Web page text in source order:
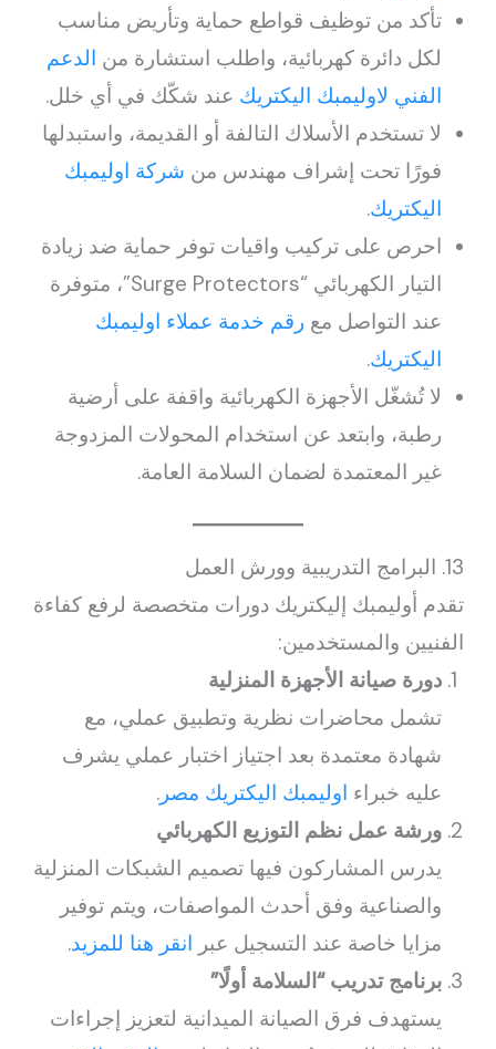
تأكد من توظيف قواطع حماية وتأريض مناسب
لكل دائرة كهربائية، واطلب استشارة من الدعم
الفني لاوليمبك اليكتريك عند شكّك في أي خلل.
لا تستخدم الأسلاك التالفة أو القديمة، واستبدلها
فورًا تحت إشراف مهندس من شركة اوليمبك
اليكتريك.
احرص على تركيب واقيات توفر حماية ضد زيادة
التيار الكهربائي “Surge Protectors”، متوفرة
عند التواصل مع رقم خدمة عملاء اوليمبك
اليكتريك.
لا تُشغّل الأجهزة الكهربائية واقفة على أرضية
رطبة، وابتعد عن استخدام المحولات المزدوجة
غير المعتمدة لضمان السلامة العامة.
13. البرامج التدريبية وورش العمل
تقدم أوليمبك إليكتريك دورات متخصصة لرفع كفاءة
الفنيين والمستخدمين:
دورة صيانة الأجهزة المنزلية
تشمل محاضرات نظرية وتطبيق عملي، مع
شهادة معتمدة بعد اجتياز اختبار عملي يشرف
عليه خبراء اوليمبك اليكتريك مصر.
ورشة عمل نظم التوزيع الكهربائي
يدرس المشاركون فيها تصميم الشبكات المنزلية
والصناعية وفق أحدث المواصفات، ويتم توفير
مزايا خاصة عند التسجيل عبر انقر هنا للمزيد.
برنامج تدريب “السلامة أولًا”
يستهدف فرق الصيانة الميدانية لتعزيز إجراءات